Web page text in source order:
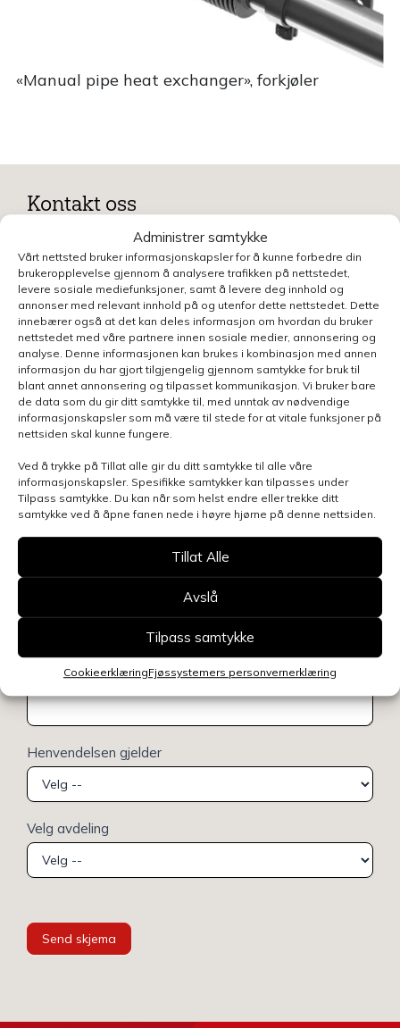
Administrer samtykke
Vårt nettsted bruker informasjonskapsler for å kunne forbedre din
brukeropplevelse gjennom å analysere trafikken på nettstedet,
levere sosiale mediefunksjoner, samt å levere deg innhold og
annonser med relevant innhold på og utenfor dette nettstedet. Dette
innebærer også at det kan deles informasjon om hvordan du bruker
nettstedet med våre partnere innen sosiale medier, annonsering og
analyse. Denne informasjonen kan brukes i kombinasjon med annen
informasjon du har gjort tilgjengelig gjennom samtykke for bruk til
blant annet annonsering og tilpasset kommunikasjon. Vi bruker bare
de data som du gir ditt samtykke til, med unntak av nødvendige
informasjonskapsler som må være til stede for at vitale funksjoner på
nettsiden skal kunne fungere.
Ved å trykke på Tillat alle gir du ditt samtykke til alle våre
informasjonskapsler. Spesifikke samtykker kan tilpasses under
Tilpass samtykke. Du kan når som helst endre eller trekke ditt
samtykke ved å åpne fanen nede i høyre hjørne på denne nettsiden.
Tillat Alle
Avslå
Tilpass samtykke
CookieerklæringFjøssystemers personvernerklæring
«Manual pipe heat exchanger», forkjøler
Kontakt oss
Benytt skjemaet for å gjøre en henvendelse
relatert til denne siden, så blir du kontaktet
innen kort tid.Klikk her for å se oversikt over
kontaktpersoner
Kontakt
oss
Henvendelsen gjelder
Velg avdeling
Send skjema